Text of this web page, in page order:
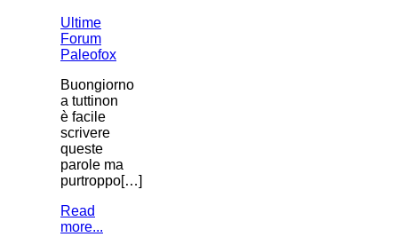
Ultime
Forum
Paleofox
Buongiorno
a tuttinon
è facile
scrivere
queste
parole ma
purtroppo[…]
Read
more...